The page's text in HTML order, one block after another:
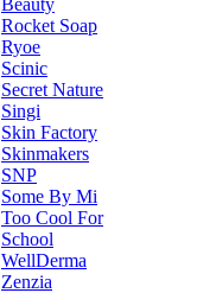
Beauty
Rocket Soap
Ryoe
Scinic
Secret Nature
Singi
Skin Factory
Skinmakers
SNP
Some By Mi
Too Cool For
School
WellDerma
Zenzia